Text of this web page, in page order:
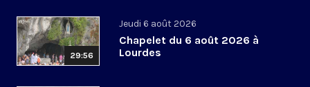
29:56
Jeudi 6 août 2026
Chapelet du 6 août 2026 à
Lourdes